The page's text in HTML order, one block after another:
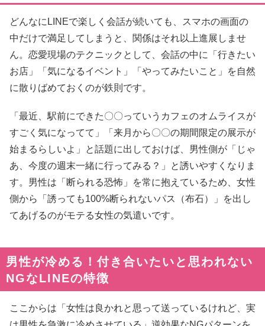
どんなにLINEで楽しく会話が続いても、スマホの画面の
中だけで満足してしまうと、関係はそれ以上進展しませ
ん。恋愛現場のテクニックとして、会話の中に「行きたい
お店」「気になるイベント」「やってみたいこと」を自然
に散りばめておくのが鉄則です。
「最近、駅前にできた〇〇っていうカフェのオムライスが
すごく気になってて」「来月から〇〇の期間限定の展示が
始まるらしいよ」と話題に出しておけば、男性側が「じゃ
あ、今度の週末一緒に行ってみる？」と誘いやすくなりま
す。男性は「断られる恐怖」を常に抱えているため、女性
側から「誘っても100%断られないパス（布石）」を出し
てあげるのがモテる女性の気遣いです。
男性が冷める！付き合いたいと思われない
NGなLINEの特徴
ここからは「女性は良かれと思って送っているけれど、実